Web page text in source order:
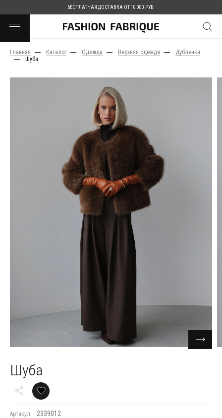
БЕСПЛАТНАЯ ДОСТАВКА ОТ 10 000 РУБ.
Главная Каталог Одежда Верхняя одежда
Дубленки
Шуба
Шуба
Артикул 2339012